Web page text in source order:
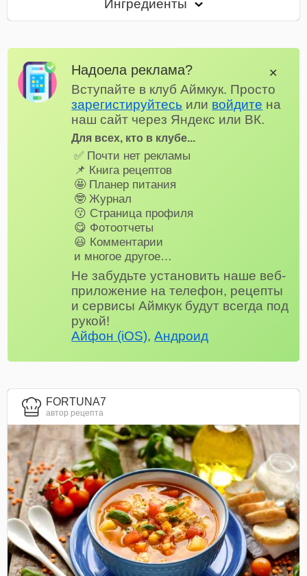
Ингредиенты
Надоела реклама?
Вступайте в клуб Аймкук. Просто
зарегистируйтесь или войдите на
наш сайт через Яндекс или ВК.
Для всех, кто в клубе...
✅ Почти нет рекламы
📌 Книга рецептов
🤩 Планер питания
🤓 Журнал
😗 Страница профиля
😋 Фотоотчеты
😃 Комментарии
и многое другое…
Не забудьте установить наше веб-
приложение на телефон, рецепты
и сервисы Аймкук будут всегда под
рукой!
Айфон (iOS),Андроид
✕
FORTUNA7
автор рецепта